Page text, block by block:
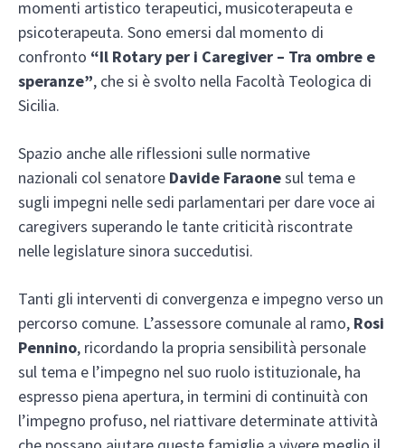
momenti artistico terapeutici, musicoterapeuta e
psicoterapeuta. Sono emersi dal momento di
confronto “Il Rotary per i Caregiver – Tra ombre e
speranze”, che si è svolto nella Facoltà Teologica di
Sicilia.
Spazio anche alle riflessioni sulle normative
nazionali col senatore Davide Faraonesul tema e
sugli impegni nelle sedi parlamentari per dare voce ai
caregivers superando le tante criticità riscontrate
nelle legislature sinora succedutisi.
Tanti gli interventi di convergenza e impegno verso un
percorso comune. L’assessore comunale al ramo, Rosi
Pennino, ricordando la propria sensibilità personale
sul tema e l’impegno nel suo ruolo istituzionale, ha
espresso piena apertura, in termini di continuità con
l’impegno profuso, nel riattivare determinate attività